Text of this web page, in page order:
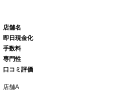
店舗名
即日現金化
手数料
専門性
口コミ評価
店舗A